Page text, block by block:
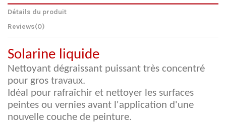
Détails du produit
Reviews(0)
Solarine liquide
Nettoyant dégraissant puissant très concentré
pour gros travaux.
Idéal pour rafraîchir et nettoyer les surfaces
peintes ou vernies avant l'application d'une
nouvelle couche de peinture.